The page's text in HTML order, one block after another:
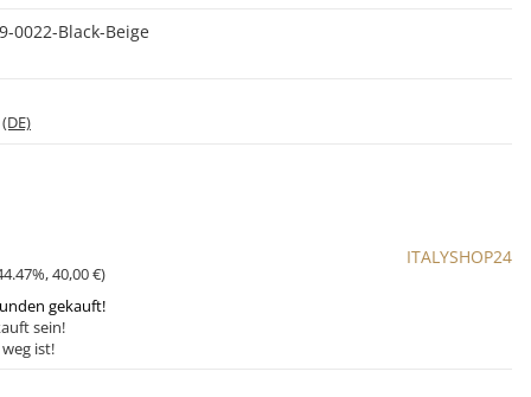
0022-Black-Beige
(DE)
,40,00 €)
gekauft!
sein!
ist!
ITALYSHOP24